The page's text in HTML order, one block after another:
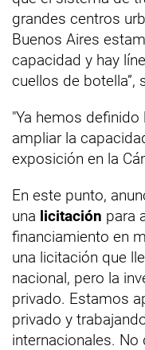
grandes centros
Buenos Aires
capacidad y hay
cuellos de botella”,
"Ya hemos
ampliar la
exposición en la
En este punto,
una licitación para
financiamiento en
una licitación que
nacional, pero la
privado. Estamos
privado y
internacionales.